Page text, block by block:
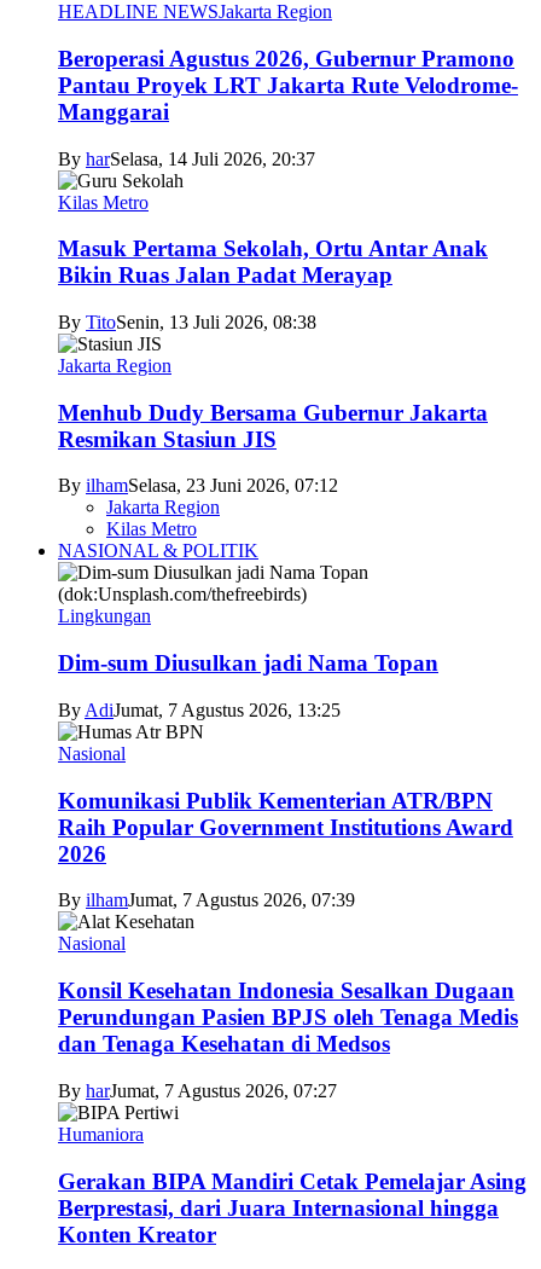
HEADLINE NEWSJakarta Region
Beroperasi Agustus 2026, Gubernur Pramono
Pantau Proyek LRT Jakarta Rute Velodrome-
Manggarai
By harSelasa, 14 Juli 2026, 20:37
Kilas Metro
Masuk Pertama Sekolah, Ortu Antar Anak
Bikin Ruas Jalan Padat Merayap
By TitoSenin, 13 Juli 2026, 08:38
Jakarta Region
Menhub Dudy Bersama Gubernur Jakarta
Resmikan Stasiun JIS
By ilhamSelasa, 23 Juni 2026, 07:12
Jakarta Region
Kilas Metro
NASIONAL & POLITIK
Lingkungan
Dim-sum Diusulkan jadi Nama Topan
By AdiJumat, 7 Agustus 2026, 13:25
Nasional
Komunikasi Publik Kementerian ATR/BPN
Raih Popular Government Institutions Award
2026
By ilhamJumat, 7 Agustus 2026, 07:39
Nasional
Konsil Kesehatan Indonesia Sesalkan Dugaan
Perundungan Pasien BPJS oleh Tenaga Medis
dan Tenaga Kesehatan di Medsos
By harJumat, 7 Agustus 2026, 07:27
Humaniora
Gerakan BIPA Mandiri Cetak Pemelajar Asing
Berprestasi, dari Juara Internasional hingga
Konten Kreator